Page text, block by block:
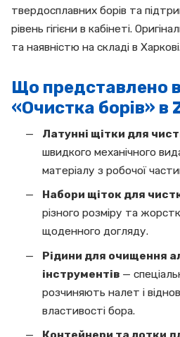
твердосплавних борів та
рівень гігієни в кабінеті.
та наявністю на складі в
Що представлено в
«Очистка борів» в
Латунні щітки для
швидкого механічного
матеріалу з робочої
Набори щіток для
різного розміру та
щоденного догляду.
Рідини для очищення
інструментів —
розчиняють налет і
властивості бора.